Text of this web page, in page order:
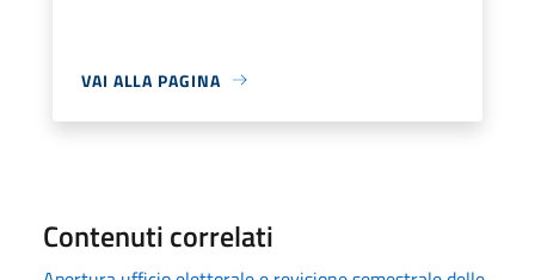
VAI ALLA PAGINA
Contenuti correlati